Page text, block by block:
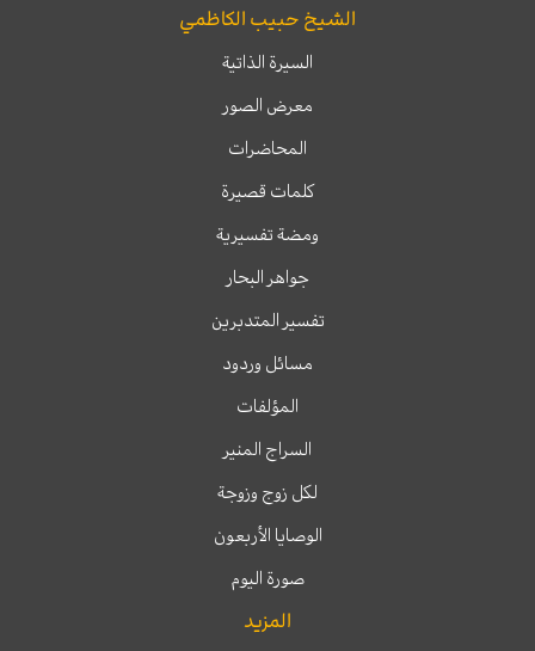
الشيخ حبيب الكاظمي
السيرة الذاتية
معرض الصور
المحاضرات
كلمات قصيرة
ومضة تفسيرية
جواهر البحار
تفسير المتدبرين
مسائل وردود
المؤلفات
السراج المنير
لكل زوج وزوجة
الوصايا الأربعون
صورة اليوم
المزيد